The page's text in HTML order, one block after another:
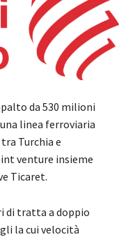
da 530 milioni
linea ferroviaria
Turchia e
venture insieme
Ticaret.
di tratta a doppio
la cui velocità